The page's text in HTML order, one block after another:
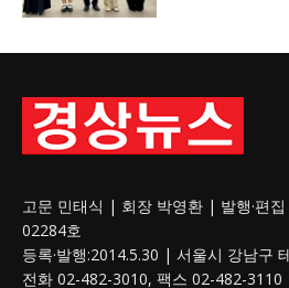
고문 민태식 | 회장 박영환 | 발행·편
02284호
등록·발행:2014.5.30 | 서울시 강남구
전화 02-482-3010, 팩스 02-482-3110